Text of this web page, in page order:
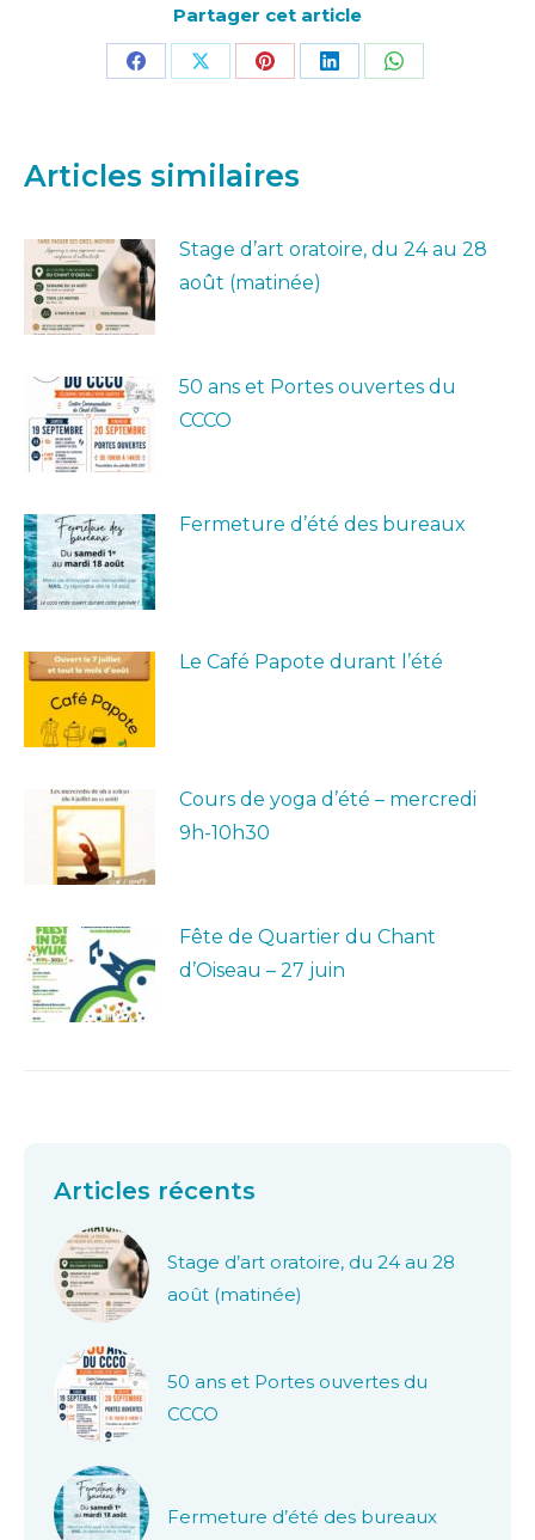
Partager cet article
PartagerPartagerPartagerPartagerPartager
Articles similaires
Stage d’art oratoire, du 24 au 28
août (matinée)
50 ans et Portes ouvertes du
CCCO
Fermeture d’été des bureaux
Le Café Papote durant l’été
Cours de yoga d’été – mercredi
9h-10h30
Fête de Quartier du Chant
d’Oiseau – 27 juin
Articles récents
Stage d’art oratoire, du 24 au 28
août (matinée)
50 ans et Portes ouvertes du
CCCO
Fermeture d’été des bureaux